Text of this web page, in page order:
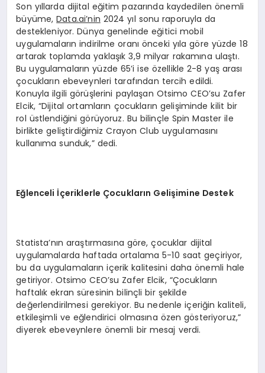
Son yıllarda dijital eğitim pazarında kaydedilen önemli
büyüme,Data.ai’nin 2024 yıl sonu raporuyla da
destekleniyor. Dünya genelinde eğitici mobil
uygulamaların indirilme oranı önceki yıla göre yüzde 18
artarak toplamda yaklaşık 3,9 milyar rakamına ulaştı.
Bu uygulamaların yüzde 65’i ise özellikle 2-8 yaş arası
çocukların ebeveynleri tarafından tercih edildi.
Konuyla ilgili görüşlerini paylaşan Otsimo CEO’su Zafer
Elcik, “Dijital ortamların çocukların gelişiminde kilit bir
rol üstlendiğini görüyoruz. Bu bilinçle Spin Master ile
birlikte geliştirdiğimiz Crayon Club uygulamasını
kullanıma sunduk,” dedi.
Eğlenceli İçeriklerle Çocukların Gelişimine Destek
Statista’nın araştırmasına göre, çocuklar dijital
uygulamalarda haftada ortalama 5-10 saat geçiriyor,
bu da uygulamaların içerik kalitesini daha önemli hale
getiriyor. Otsimo CEO’su Zafer Elcik, “Çocukların
haftalık ekran süresinin bilinçli bir şekilde
değerlendirilmesi gerekiyor. Bu nedenle içeriğin kaliteli,
etkileşimli ve eğlendirici olmasına özen gösteriyoruz,”
diyerek ebeveynlere önemli bir mesaj verdi.